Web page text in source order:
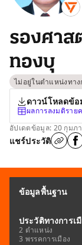
รองศาส
ทองบุ
ไม่อยู่ในตำแหน่งทาง
ดาวน์โหลดข้อ
ผลการลงมติราย
อัปเดตข้อมูล: 20 กุมภ
แชร์ประวัติ
ข้อมูลพื้นฐาน
ประวัติทางการเ
2 ตำแหน่ง
3 พรรคการเมือง